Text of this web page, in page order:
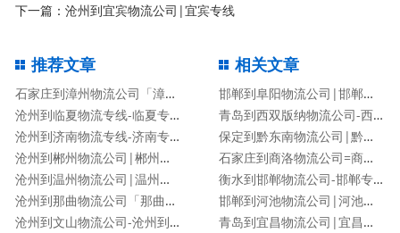
下一篇：沧州到宜宾物流公司|宜宾专线
推荐文章
石家庄到漳州物流公司「漳州专线」
沧州到临夏物流专线-临夏专线
沧州到济南物流专线-济南专线
沧州到郴州物流公司|郴州专线
沧州到温州物流公司|温州专线
沧州到那曲物流公司「那曲专线」
沧州到文山物流公司-沧州到文山货运专线
相关文章
邯郸到阜阳物流公司|邯郸到阜阳物流专线
青岛到西双版纳物流公司-西双版纳专线
保定到黔东南物流公司|黔东南专线
石家庄到商洛物流公司=商洛专线
衡水到邯郸物流公司-邯郸专线
邯郸到河池物流公司|河池专线
青岛到宜昌物流公司|宜昌专线